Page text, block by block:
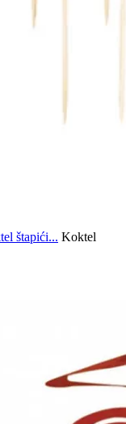
štapići... Koktel